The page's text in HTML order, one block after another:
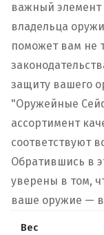
важный элемент
владельца
поможет вам не
защиту вашего
"Оружейные
ассортимент
соответствуют
Обратившись в
уверены в том,
ваше оружие — в
Вес